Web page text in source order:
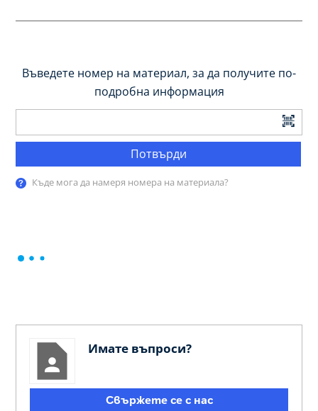
Въведете номер на материал, за да получите по-
подробна информация
Потвърди
Къде мога да намеря номера на материала?
Имате въпроси?
Свържете се с нас